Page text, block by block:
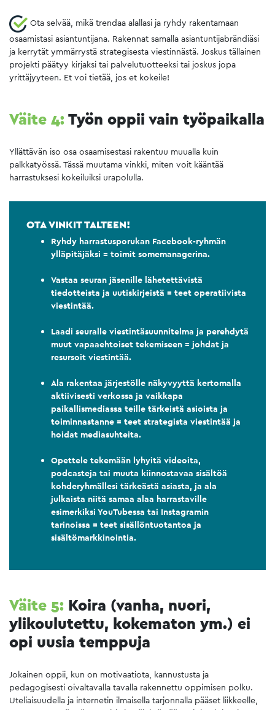
Ota selvää, mikä trendaa alallasi ja ryhdy rakentamaan
osaamistasi asiantuntijana. Rakennat samalla asiantuntijabrändiäsi
ja kerrytät ymmärrystä strategisesta viestinnästä. Joskus tällainen
projekti päätyy kirjaksi tai palvelutuotteeksi tai joskus jopa
yrittäjyyteen. Et voi tietää, jos et kokeile!
Väite 4: Työn oppii vain työpaikalla
Yllättävän iso osa osaamisestasi rakentuu muualla kuin
palkkatyössä. Tässä muutama vinkki, miten voit kääntää
harrastuksesi kokeiluiksi urapolulla.
OTA VINKIT TALTEEN!
Ryhdy harrastusporukan Facebook-ryhmän
ylläpitäjäksi = toimit somemanagerina.
Vastaa seuran jäsenille lähetettävistä
tiedotteista ja uutiskirjeistä = teet operatiivista
viestintää.
Laadi seuralle viestintäsuunnitelma ja perehdytä
muut vapaaehtoiset tekemiseen = johdat ja
resursoit viestintää.
Ala rakentaa järjestölle näkyvyyttä kertomalla
aktiivisesti verkossa ja vaikkapa
paikallismediassa teille tärkeistä asioista ja
toiminnastanne = teet strategista viestintää ja
hoidat mediasuhteita.
Opettele tekemään lyhyitä videoita,
podcasteja tai muuta kiinnostavaa sisältöä
kohderyhmällesi tärkeästä asiasta, ja ala
julkaista niitä samaa alaa harrastaville
esimerkiksi YouTubessa tai Instagramin
tarinoissa = teet sisällöntuotantoa ja
sisältömarkkinointia.
Väite 5: Koira (vanha, nuori,
ylikoulutettu, kokematon ym.) ei
opi uusia temppuja
Jokainen oppii, kun on motivaatiota, kannustusta ja
pedagogisesti oivaltavalla tavalla rakennettu oppimisen polku.
Uteliaisuudella ja internetin ilmaisella tarjonnalla pääset liikkeelle,